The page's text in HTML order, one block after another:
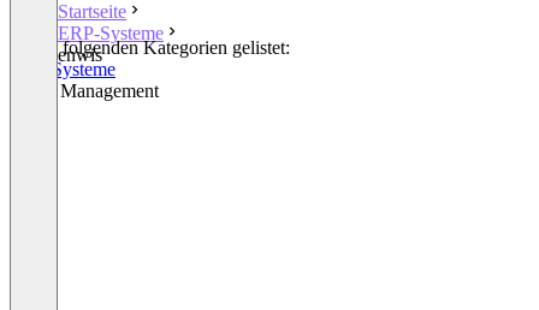
Startseite
ERP-Systeme
enwis
In den folgenden Kategorien gelistet:
ERP-Systeme
Waste Management